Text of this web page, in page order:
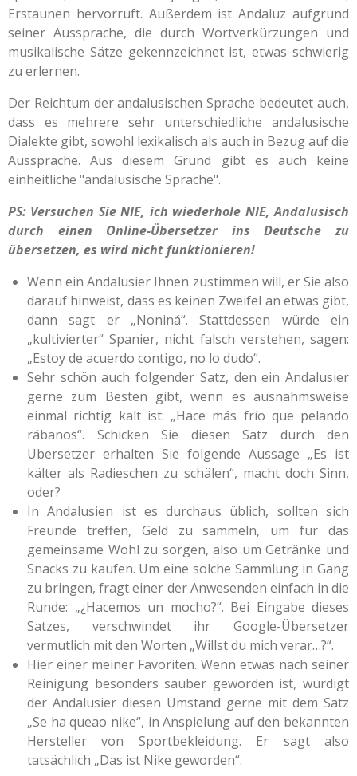
Erstaunen hervorruft. Außerdem ist Andaluz aufgrund
seiner Aussprache, die durch Wortverkürzungen und
musikalische Sätze gekennzeichnet ist, etwas schwierig
zu erlernen.
Der Reichtum der andalusischen Sprache bedeutet auch,
dass es mehrere sehr unterschiedliche andalusische
Dialekte gibt, sowohl lexikalisch als auch in Bezug auf die
Aussprache. Aus diesem Grund gibt es auch keine
einheitliche "andalusische Sprache".
PS: Versuchen Sie NIE, ich wiederhole NIE, Andalusisch
durch einen Online-Übersetzer ins Deutsche zu
übersetzen, es wird nicht funktionieren!
Wenn ein Andalusier Ihnen zustimmen will, er Sie also
darauf hinweist, dass es keinen Zweifel an etwas gibt,
dann sagt er „Noniná“. Stattdessen würde ein
„kultivierter“ Spanier, nicht falsch verstehen, sagen:
„Estoy de acuerdo contigo, no lo dudo“.
Sehr schön auch folgender Satz, den ein Andalusier
gerne zum Besten gibt, wenn es ausnahmsweise
einmal richtig kalt ist: „Hace más frío que pelando
rábanos“. Schicken Sie diesen Satz durch den
Übersetzer erhalten Sie folgende Aussage „Es ist
kälter als Radieschen zu schälen“, macht doch Sinn,
oder?
In Andalusien ist es durchaus üblich, sollten sich
Freunde treffen, Geld zu sammeln, um für das
gemeinsame Wohl zu sorgen, also um Getränke und
Snacks zu kaufen. Um eine solche Sammlung in Gang
zu bringen, fragt einer der Anwesenden einfach in die
Runde: „¿Hacemos un mocho?“. Bei Eingabe dieses
Satzes, verschwindet ihr Google-Übersetzer
vermutlich mit den Worten „Willst du mich verar…?“.
Hier einer meiner Favoriten. Wenn etwas nach seiner
Reinigung besonders sauber geworden ist, würdigt
der Andalusier diesen Umstand gerne mit dem Satz
„Se ha queao nike“, in Anspielung auf den bekannten
Hersteller von Sportbekleidung. Er sagt also
tatsächlich „Das ist Nike geworden“.